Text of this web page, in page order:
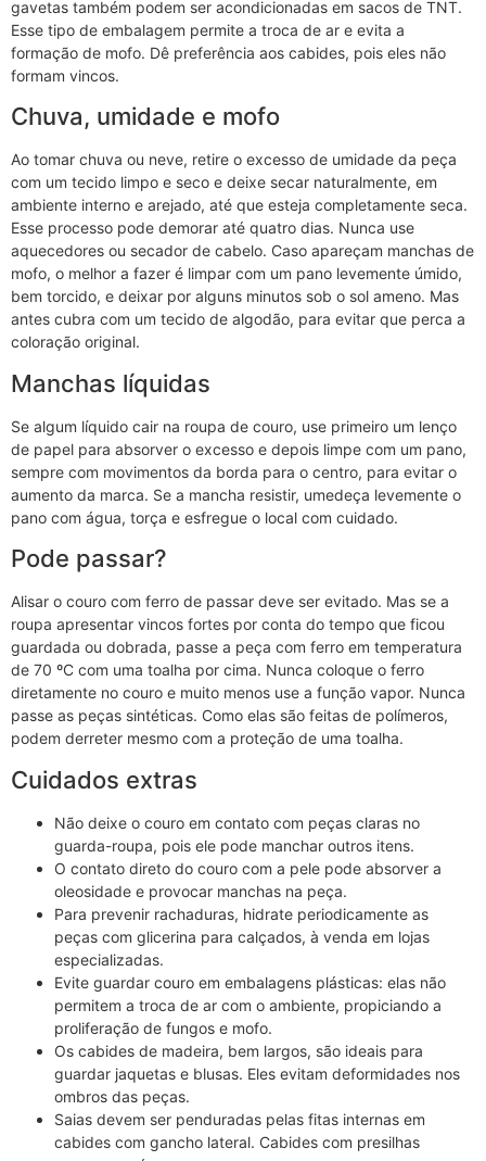
gavetas também podem ser acondicionadas em sacos de TNT.
Esse tipo de embalagem permite a troca de ar e evita a
formação de mofo. Dê preferência aos cabides, pois eles não
formam vincos.
Chuva, umidade e mofo
Ao tomar chuva ou neve, retire o excesso de umidade da peça
com um tecido limpo e seco e deixe secar naturalmente, em
ambiente interno e arejado, até que esteja completamente seca.
Esse processo pode demorar até quatro dias. Nunca use
aquecedores ou secador de cabelo. Caso apareçam manchas de
mofo, o melhor a fazer é limpar com um pano levemente úmido,
bem torcido, e deixar por alguns minutos sob o sol ameno. Mas
antes cubra com um tecido de algodão, para evitar que perca a
coloração original.
Manchas líquidas
Se algum líquido cair na roupa de couro, use primeiro um lenço
de papel para absorver o excesso e depois limpe com um pano,
sempre com movimentos da borda para o centro, para evitar o
aumento da marca. Se a mancha resistir, umedeça levemente o
pano com água, torça e esfregue o local com cuidado.
Pode passar?
Alisar o couro com ferro de passar deve ser evitado. Mas se a
roupa apresentar vincos fortes por conta do tempo que ficou
guardada ou dobrada, passe a peça com ferro em temperatura
de 70 ºC com uma toalha por cima. Nunca coloque o ferro
diretamente no couro e muito menos use a função vapor. Nunca
passe as peças sintéticas. Como elas são feitas de polímeros,
podem derreter mesmo com a proteção de uma toalha.
Cuidados extras
Não deixe o couro em contato com peças claras no
guarda-roupa, pois ele pode manchar outros itens.
O contato direto do couro com a pele pode absorver a
oleosidade e provocar manchas na peça.
Para prevenir rachaduras, hidrate periodicamente as
peças com glicerina para calçados, à venda em lojas
especializadas.
Evite guardar couro em embalagens plásticas: elas não
permitem a troca de ar com o ambiente, propiciando a
proliferação de fungos e mofo.
Os cabides de madeira, bem largos, são ideais para
guardar jaquetas e blusas. Eles evitam deformidades nos
ombros das peças.
Saias devem ser penduradas pelas fitas internas em
cabides com gancho lateral. Cabides com presilhas